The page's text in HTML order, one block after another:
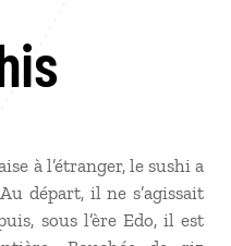
à l’étranger, le sushi a
départ, il ne s’agissait
sous l’ère Edo, il est